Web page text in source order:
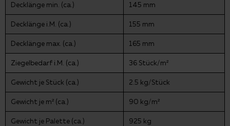
Decklänge min. (ca.) 145 mm
Decklänge i.M. (ca.) 155 mm
Decklänge max. (ca.) 165 mm
Ziegelbedarf i.M. (ca.) 36 Stück/m²
Gewicht je Stück (ca.) 2.5 kg/Stück
Gewicht je m² (ca.) 90 kg/m²
Gewicht je Palette (ca.) 925 kg